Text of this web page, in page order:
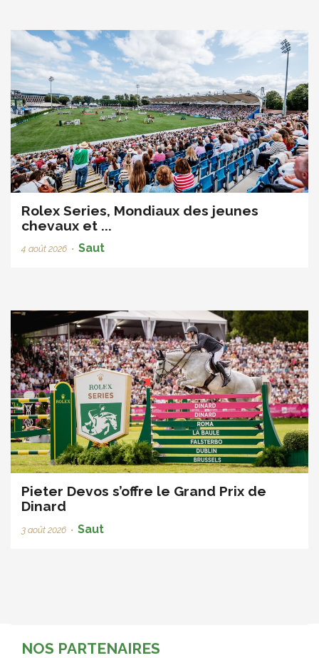
Rolex Series, Mondiaux des jeunes
chevaux et ...
4 août 2026 • Saut
Pieter Devos s’offre le Grand Prix de
Dinard
3 août 2026 • Saut
NOS PARTENAIRES